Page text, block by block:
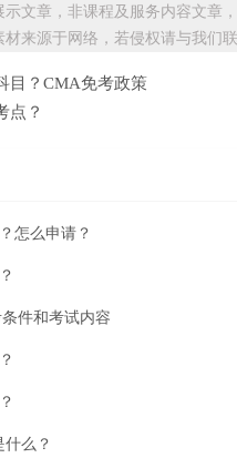
文章，非课程及服务内容文章
来源于网络，若侵权请与我们
目？CMA免考政策
点？
怎么申请？
件和考试内容
什么？